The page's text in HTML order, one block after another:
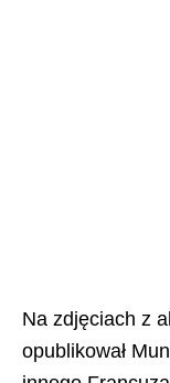
Na zdjęciach z
opublikował